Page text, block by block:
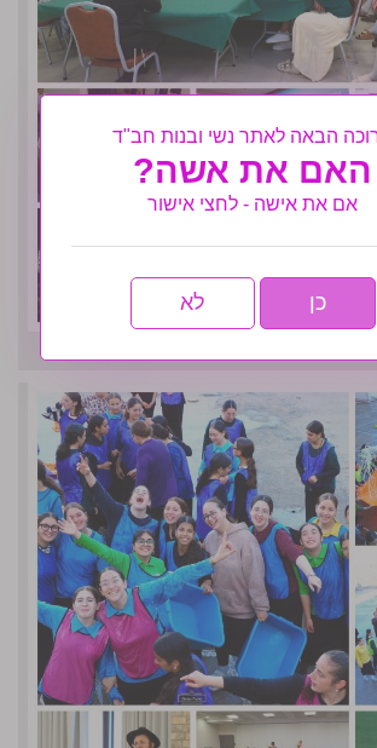
נפתח בסערה- גלריה שניה
הבאה לאתר נשי ובנות חב"ד
האם את אשה?
אם את אישה - לחצי אישור
כן לא